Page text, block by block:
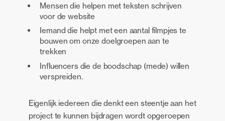
Mensen die helpen met teksten schrijven
voor de website
Iemand die helpt met een aantal filmpjes te
bouwen om onze doelgroepen aan te
trekken
Influencers die de boodschap (mede) willen
verspreiden.
Eigenlijk iedereen die denkt een steentje aan het
project te kunnen bijdragen wordt opgeroepen